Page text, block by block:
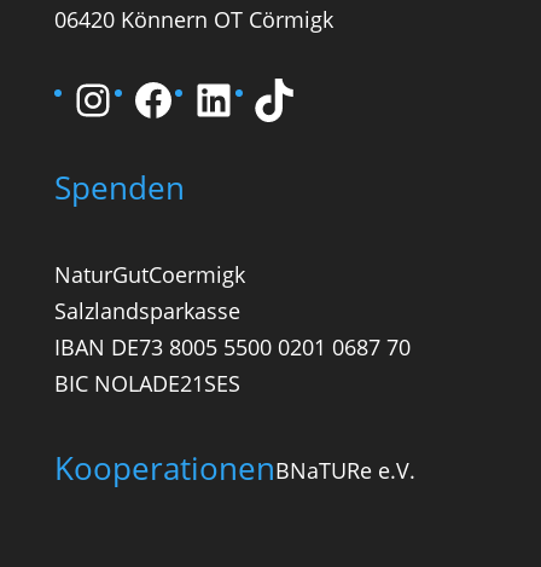
06420 Könnern OT Cörmigk
Instagram
Facebook
LinkedIn
TikTok
Spenden
NaturGutCoermigk
Salzlandsparkasse
IBAN DE73 8005 5500 0201 0687 70
BIC NOLADE21SES
KooperationenBNaTURe e.V.